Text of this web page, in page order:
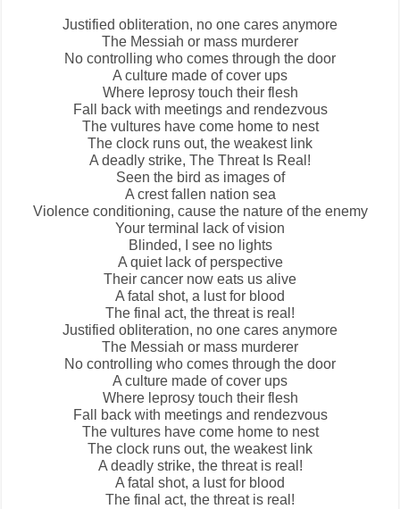
Justified obliteration, no one cares anymore
The Messiah or mass murderer
No controlling who comes through the door
A culture made of cover ups
Where leprosy touch their flesh
Fall back with meetings and rendezvous
The vultures have come home to nest
The clock runs out, the weakest link
A deadly strike, The Threat Is Real !
Seen the bird as images of
A crest fallen nation sea
Violence conditioning, cause the nature of the enemy
Your terminal lack of vision
Blinded, I see no lights
A quiet lack of perspective
Their cancer now eats us alive
A fatal shot, a lust for blood
The final act, the threat is real!
Justified obliteration, no one cares anymore
The Messiah or mass murderer
No controlling who comes through the door
A culture made of cover ups
Where leprosy touch their flesh
Fall back with meetings and rendezvous
The vultures have come home to nest
The clock runs out, the weakest link
A deadly strike, the threat is real!
A fatal shot, a lust for blood
The final act, the threat is real!